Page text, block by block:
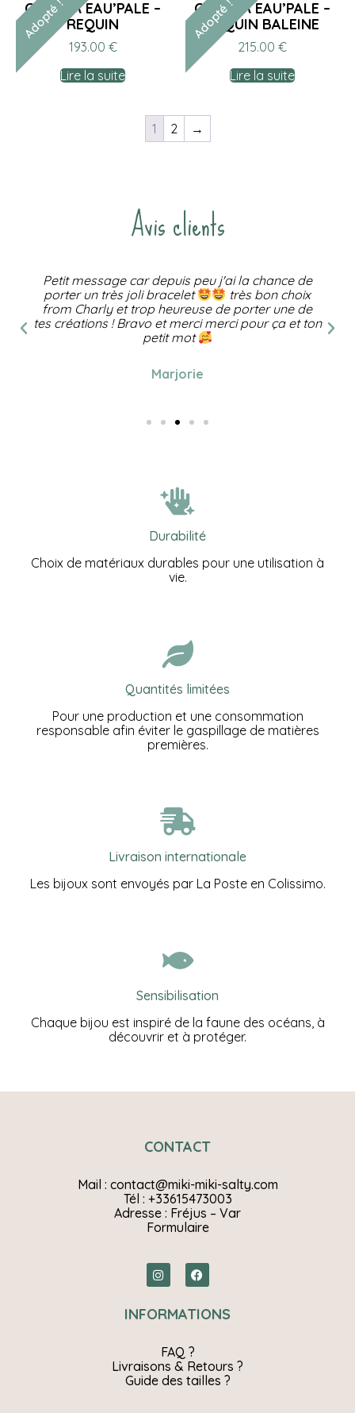
Adopté !
COLLIER EAU’PALE –
REQUIN
193.00 €
Lire la suite
Adopté !
COLLIER EAU’PALE –
REQUIN BALEINE
215.00 €
Lire la suite
1 2 →
Avis clients
Petit message car depuis peu j'ai la chance de
porter un très joli bracelet
très bon choix
from Charly et trop heureuse de porter une de
tes créations ! Bravo et merci merci pour ça et ton
petit mot
Marjorie
Durabilité
Choix de matériaux durables pour une utilisation à
vie.
Quantités limitées
Pour une production et une consommation
responsable afin éviter le gaspillage de matières
premières.
Livraison internationale
Les bijoux sont envoyés par La Poste en Colissimo.
Sensibilisation
Chaque bijou est inspiré de la faune des océans, à
découvrir et à protéger.
CONTACT
Mail : contact@miki-miki-salty.com
Tél : +33615473003
Adresse : Fréjus – Var
Formulaire
INFORMATIONS
FAQ ?
Livraisons & Retours ?
Guide des tailles ?